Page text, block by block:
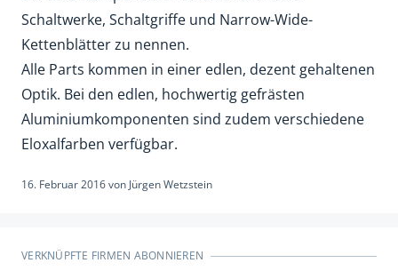
Schaltwerke, Schaltgriffe und Narrow-Wide-
Kettenblätter zu nennen.
Alle Parts kommen in einer edlen, dezent gehaltenen
Optik. Bei den edlen, hochwertig gefrästen
Aluminiumkomponenten sind zudem verschiedene
Eloxalfarben verfügbar.
16. Februar 2016von Jürgen Wetzstein
VERKNÜPFTE FIRMEN ABONNIEREN